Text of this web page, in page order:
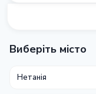
Виберіть місто
Нетанія